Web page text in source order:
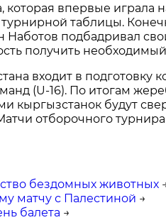
впервые играла
таблицы.
подбадривал
получить
входит в подготовку
(U-16). По итогам
кыргызстанок будут
отборочного
бездомных животных
матчу с Палестиной →
балета →